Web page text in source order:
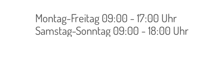
Montag-Freitag 09:00 - 17:00 Uhr
Samstag-Sonntag 09:00 - 18:00 Uhr